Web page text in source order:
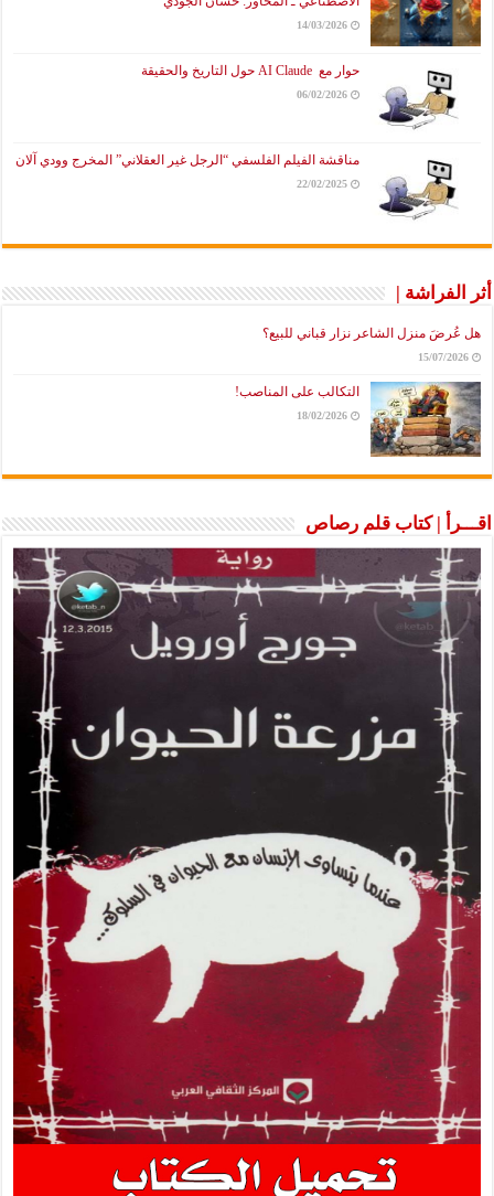
14/03/2026
حوار مع AI Claude حول التاريخ والحقيقة
06/02/2026
مناقشة الفيلم الفلسفي “الرجل غير العقلاني” المخرج وودي آلان
22/02/2025
أثر الفراشة |
هل عُرضَ منزل الشاعر نزار قباني للبيع؟
15/07/2026
التكالب على المناصب!
18/02/2026
اقـــرأ | كتاب قلم رصاص